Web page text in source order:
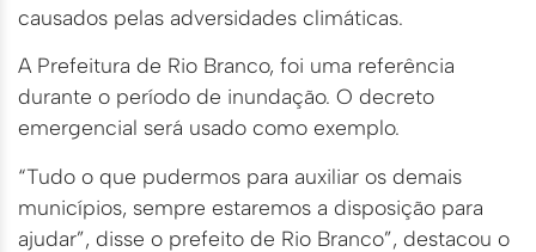
causados pelas adversidades climáticas.
A Prefeitura de Rio Branco, foi uma referência
durante o período de inundação. O decreto
emergencial será usado como exemplo.
“Tudo o que pudermos para auxiliar os demais
municípios, sempre estaremos a disposição para
ajudar”, disse o prefeito de Rio Branco”, destacou o